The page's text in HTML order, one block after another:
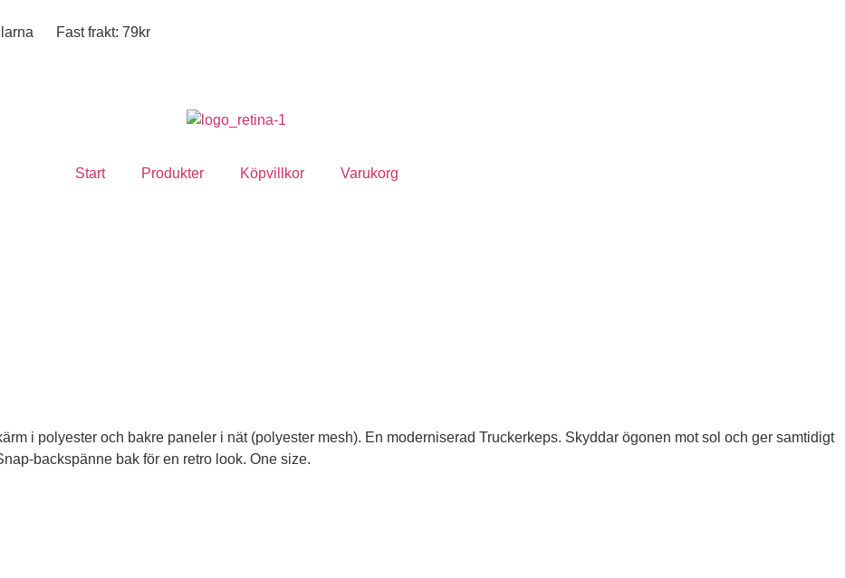
Fast frakt: 79kr
Start Produkter Köpvillkor Varukorg
i polyester och bakre paneler i nät (polyester mesh). En moderniserad Truckerkeps. Skyddar ögonen mot sol och ger samtidigt
backspänne bak för en retro look. One size.